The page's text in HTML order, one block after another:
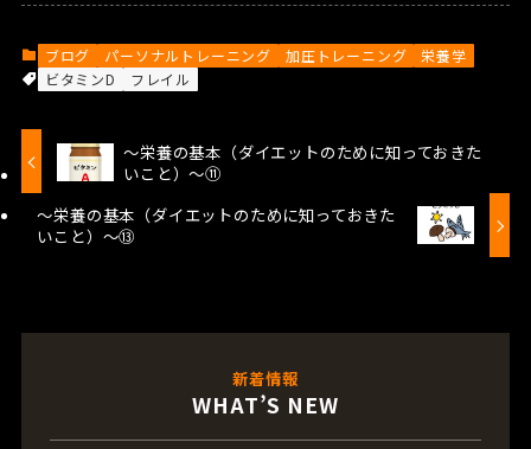
ブログ パーソナルトレーニング 加圧トレーニング
栄養学
ビタミンD
フレイル
～栄養の基本（ダイエットのために知っておきた
いこと）～⑪
～栄養の基本（ダイエットのために知っておきた
いこと）～⑬
新着情報
WHAT’S NEW